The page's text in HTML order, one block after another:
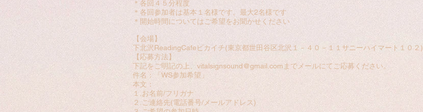
＊各回４５分程度
＊各回参加者は基本１名様です。最大2名様です
＊開始時間についてはご希望をお聞かせください
【会場】
下北沢ReadingCafeピカイチ(東京都世田谷区北沢１－４０－１１サニーハイマート１０２)
【応募方法】
下記をご明記の上、 vitalsignsound@gmail.com までメールにてご応募ください。
件名：「WS参加希望」
本文：
１.お名前/フリガナ
２.ご連絡先(電話番号/メールアドレス)